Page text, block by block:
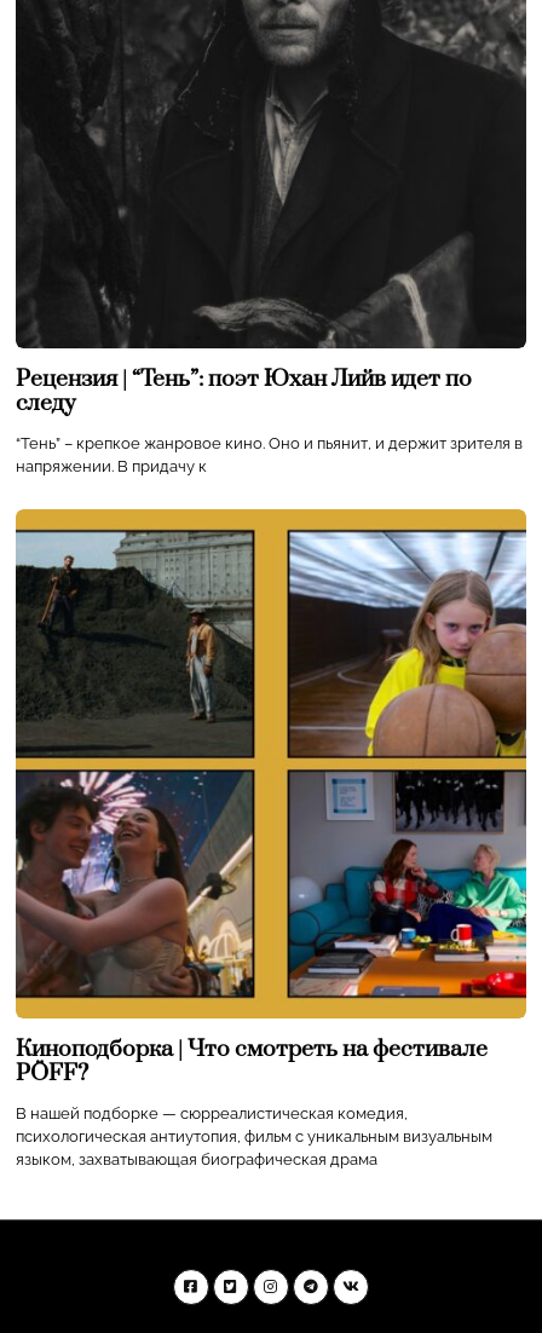
Рецензия | “Тень”: поэт Юхан Лийв идет по
следу
“Тень” – крепкое жанровое кино. Оно и пьянит, и держит зрителя в
напряжении. В придачу к
Киноподборка | Что смотреть на фестивале
PÖFF?
В нашей подборке — сюрреалистическая комедия,
психологическая антиутопия, фильм с уникальным визуальным
языком, захватывающая биографическая драма